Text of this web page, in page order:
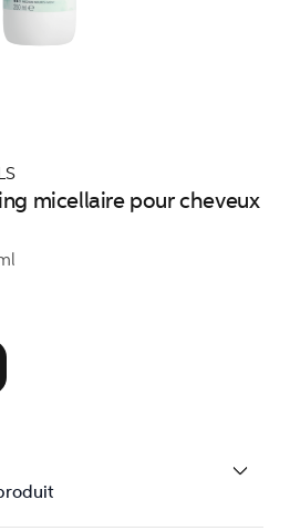
micellaire pour cheveux